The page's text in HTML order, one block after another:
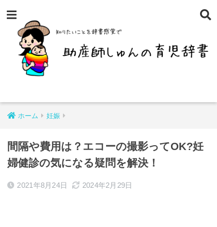
ホーム 妊娠
間隔や費用は？エコーの撮影ってOK?妊
婦健診の気になる疑問を解決！
2021年8月24日 2024年2月29日